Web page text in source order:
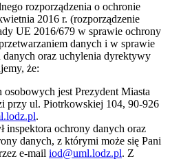
rozporządzenia o ochronie
2016 r. (rozporządzenie
UE 2016/679 w sprawie ochrony
danych i w sprawie
danych oraz uchylenia dyrektywy
że:
jest Prezydent Miasta
przy ul. Piotrkowskiej 104, 90-926
.
inspektora ochrony danych oraz
danych, z którymi może się Pani
e-mail iod@uml.lodz.pl. Z